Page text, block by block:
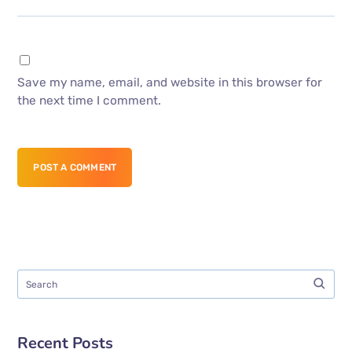
Save my name, email, and website in this browser for
the next time I comment.
POST A COMMENT
Recent Posts